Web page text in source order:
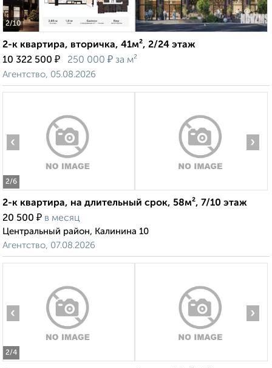
2/10
2-к квартира, вторичка, 41м², 2/24 этаж
10 322 500 ₽ 250 000 ₽ за м²
Агентство, 05.08.2026
2/6
‹ ›
2-к квартира, на длительный срок, 58м², 7/10 этаж
20 500 ₽ в месяц
Центральный район, Калинина 10
Агентство, 07.08.2026
2/4
‹ ›